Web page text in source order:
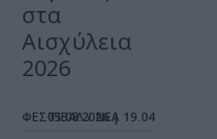
στα
Αισχύλεια
2026
ΦΕΣΤΙΒΑΛ / ΝΕΑ
05.08.2026 | 19.04